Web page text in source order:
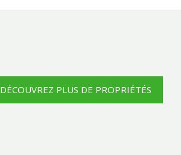
DÉCOUVREZ PLUS DE PROPRIÉTÉS